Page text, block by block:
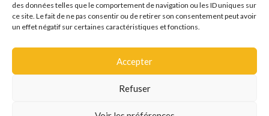
des données telles que le comportement de navigation ou les ID uniques sur
ce site. Le fait de ne pas consentir ou de retirer son consentement peut avoir
un effet négatif sur certaines caractéristiques et fonctions.
Accepter
Refuser
Vie privée
Recrutement